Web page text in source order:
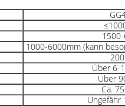
1000-6000mm (kann
Über 6-
Über
Ca.
Ungefähr